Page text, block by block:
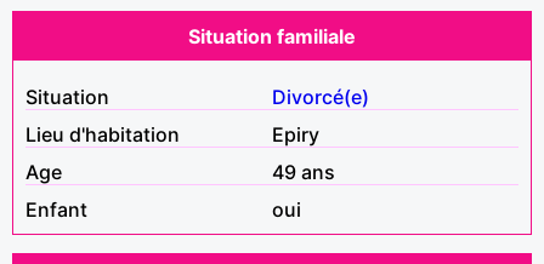
Situation familiale
Situation
Divorcé(e)
Lieu d'habitation
Epiry
Age
49 ans
Enfant
oui